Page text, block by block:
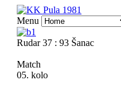
Menu
Rudar 37 : 93 Šanac
Match
05. kolo